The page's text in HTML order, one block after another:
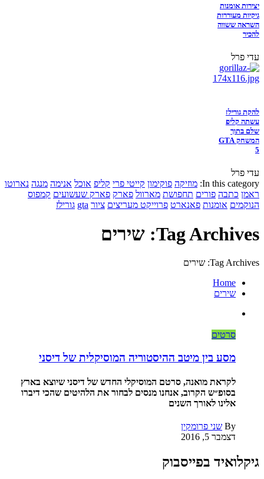
יצירות אומנות
גיקיות מעוררות
השראה ששווה
להכיר
עדי פרל
להקת גורילז
עשתה קליפ
שלם בתוך
המשחק GTA
5
עדי פרל
In this category: מוזיקה פוקימון קייטי פרי קליפ אוכל אנימה מנגה נארוטו
ראמן כתבה פורים תחפושת מארוול פארק פארק שעשועים קמפוס
הנוקמים אומנות פאנארט פרוייקט מעריצים ציור gta גורילז
Tag Archives: שירים
Tag Archives: שירים
Home
שירים
סרטים
מסע בין מיטב ההיסטוריה המוסיקלית של דיסני
לקראת מואנה, סרטם המוסיקלי החדש של דיסני שיוצא בארץ
בסופ״ש הקרוב, אנחנו מנסים לבחור את הלהיטים שהכי דיברו
אלינו לאורך השנים
By שני פרומקין
דצמבר 5, 2016
גיקלואיד בפייסבוק